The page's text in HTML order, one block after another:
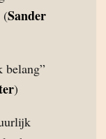
(Sander
belang”
)